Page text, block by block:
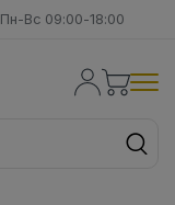
Пн-Вс 09:00-18:00